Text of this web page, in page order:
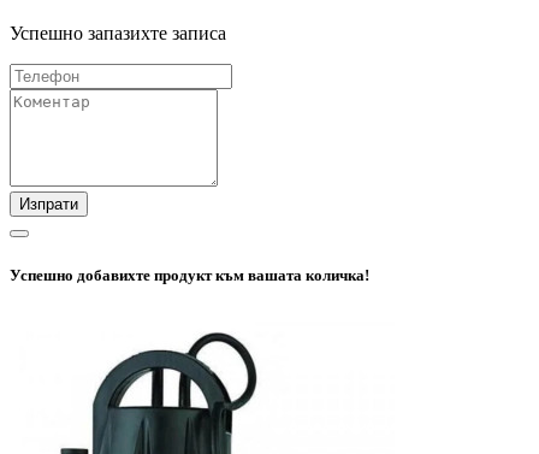
Успешно запазихте записа
Изпрати
Успешно добавихте продукт към вашата количка!